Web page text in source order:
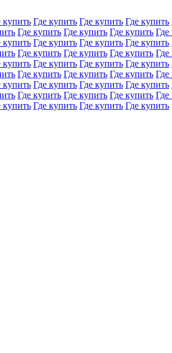
купить Где купить Где купить Где купить
Где купить Где купить Где купить Где
купить Где купить Где купить Где купить
Где купить Где купить Где купить Где
купить Где купить Где купить Где купить
Где купить Где купить Где купить Где
купить Где купить Где купить Где купить
Где купить Где купить Где купить Где
купить Где купить Где купить Где купить